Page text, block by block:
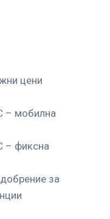
цени
– мобилна
– фиксна
за